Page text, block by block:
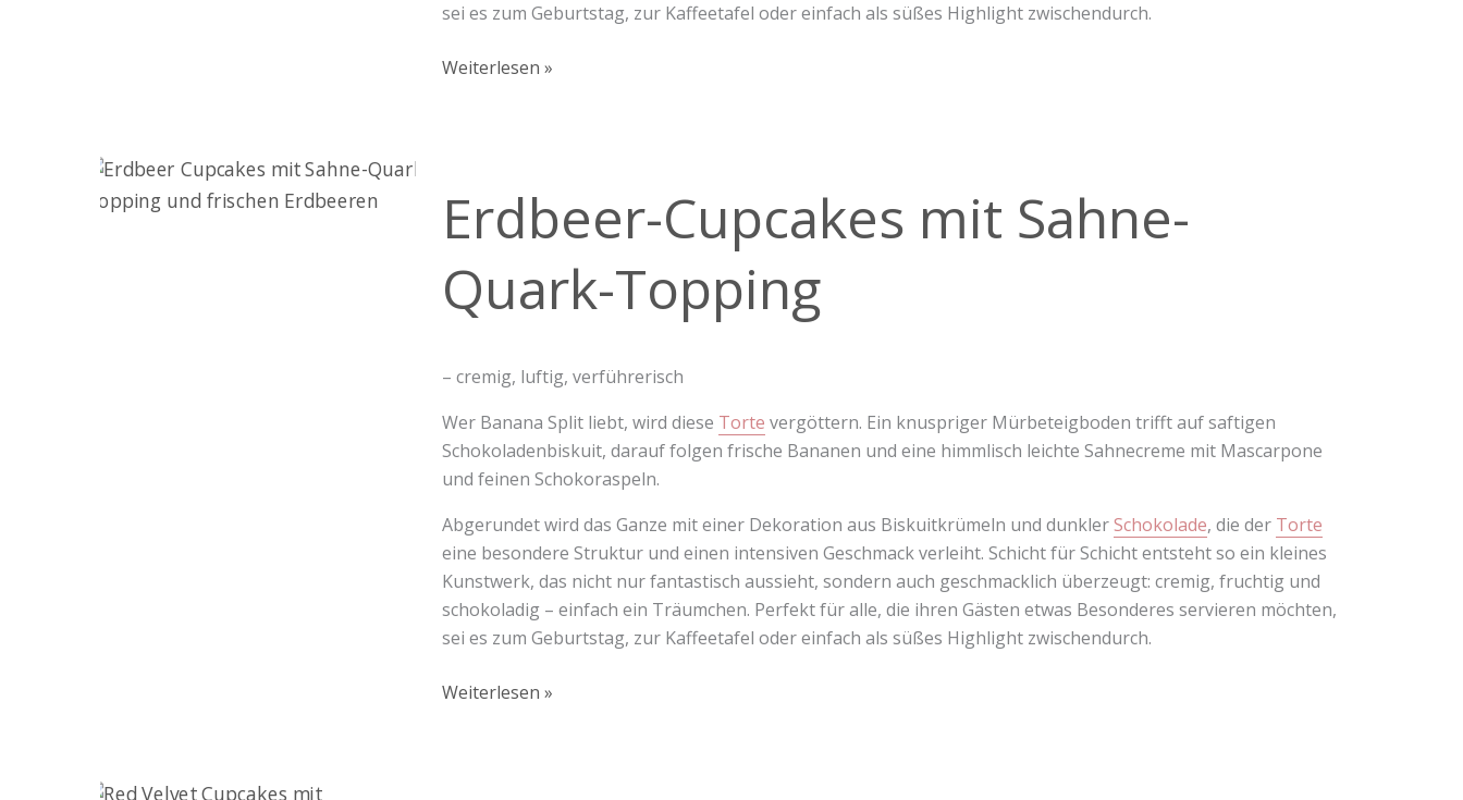
sei es zum Geburtstag, zur Kaffeetafel oder einfach als süßes Highlight zwischendurch.
Weiterlesen »
Erdbeer-Cupcakes mit Sahne-
Quark-Topping
– cremig, luftig, verführerisch
Wer Banana Split liebt, wird diese Torte vergöttern. Ein knuspriger Mürbeteigboden trifft auf saftigen
Schokoladenbiskuit, darauf folgen frische Bananen und eine himmlisch leichte Sahnecreme mit Mascarpone
und feinen Schokoraspeln.
Abgerundet wird das Ganze mit einer Dekoration aus Biskuitkrümeln und dunklerSchokolade, die der Torte
eine besondere Struktur und einen intensiven Geschmack verleiht. Schicht für Schicht entsteht so ein kleines
Kunstwerk, das nicht nur fantastisch aussieht, sondern auch geschmacklich überzeugt: cremig, fruchtig und
schokoladig – einfach ein Träumchen. Perfekt für alle, die ihren Gästen etwas Besonderes servieren möchten,
sei es zum Geburtstag, zur Kaffeetafel oder einfach als süßes Highlight zwischendurch.
Cupcakes
mit
Quark-
Topping
Weiterlesen »